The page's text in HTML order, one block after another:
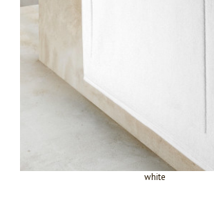
white